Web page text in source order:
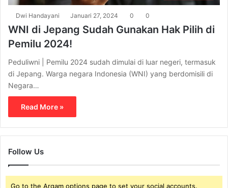
Dwi Handayani Januari 27, 2024 0 0
WNI di Jepang Sudah Gunakan Hak Pilih di
Pemilu 2024!
Peduliwni | Pemilu 2024 sudah dimulai di luar negeri, termasuk
di Jepang. Warga negara Indonesia (WNI) yang berdomisili di
Negara…
Read More »
Follow Us
Go to the Arqam options page to set your social accounts.